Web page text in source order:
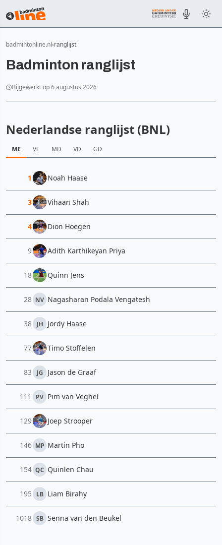
badmintonline.nl ranglijst
Badminton ranglijst
Bijgewerkt op 6 augustus 2026
Nederlandse ranglijst (BNL)
ME VE MD VD GD
1 Noah Haase
3 Vihaan Shah
4 Dion Hoegen
9 Adith Karthikeyan Priya
18 Quinn Jens
28 NV Nagasharan Podala Vengatesh
38 JH Jordy Haase
77 Timo Stoffelen
83 JG Jason de Graaf
111 PV Pim van Veghel
129 Joep Strooper
146 MP Martin Pho
154 QC Quinlen Chau
195 LB Liam Birahy
1018 SB Senna van den Beukel